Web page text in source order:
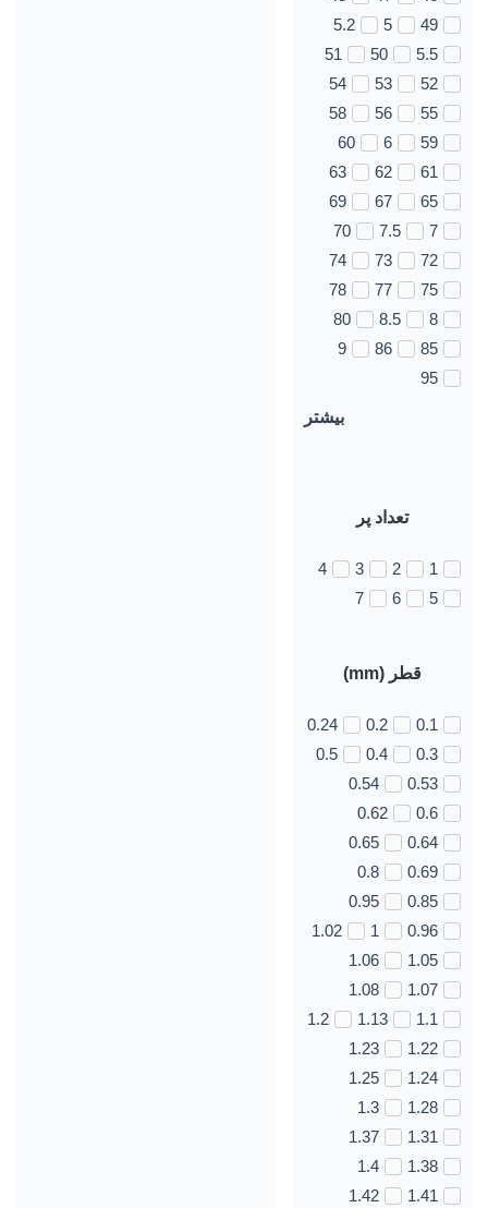
49
5
5.2
5.5
50
51
52
53
54
55
56
58
59
6
60
61
62
63
65
67
69
7
7.5
70
72
73
74
75
77
78
8
8.5
80
85
86
9
95
بیشتر
تعداد پر
1
2
3
4
5
6
7
قطر (mm)
0.1
0.2
0.24
0.3
0.4
0.5
0.53
0.54
0.6
0.62
0.64
0.65
0.69
0.8
0.85
0.95
0.96
1
1.02
1.05
1.06
1.07
1.08
1.1
1.13
1.2
1.22
1.23
1.24
1.25
1.28
1.3
1.31
1.37
1.38
1.4
1.41
1.42